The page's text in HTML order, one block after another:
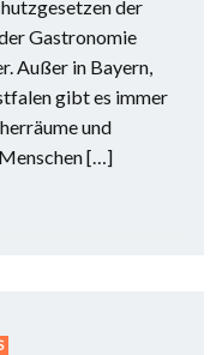
der
Gastronomie
Außer in Bayern,
gibt es immer
und
[…]